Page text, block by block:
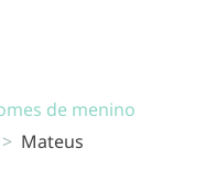
de menino
Mateus